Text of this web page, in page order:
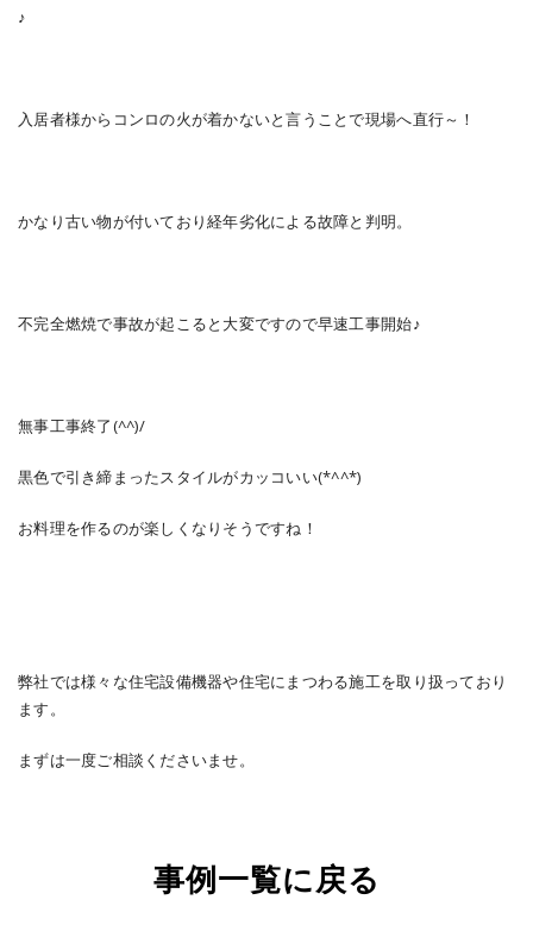
♪
入居者様からコンロの火が着かないと言うことで現場へ直行～！
かなり古い物が付いており経年劣化による故障と判明。
不完全燃焼で事故が起こると大変ですので早速工事開始♪
無事工事終了(^^)/
黒色で引き締まったスタイルがカッコいい(*^^*)
お料理を作るのが楽しくなりそうですね！
弊社では様々な住宅設備機器や住宅にまつわる施工を取り扱っており
ます。
まずは一度ご相談くださいませ。
事例一覧に戻る